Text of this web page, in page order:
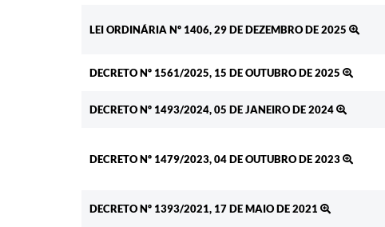
LEI ORDINÁRIA Nº 1406, 29 DE DEZEMBRO DE 2025
DECRETO Nº 1561/2025, 15 DE OUTUBRO DE 2025
DECRETO Nº 1493/2024, 05 DE JANEIRO DE 2024
DECRETO Nº 1479/2023, 04 DE OUTUBRO DE 2023
DECRETO Nº 1393/2021, 17 DE MAIO DE 2021